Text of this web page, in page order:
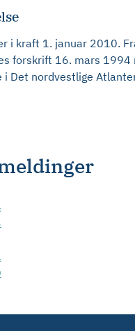
i kraft 1. januar 2010.
forskrift 16. mars 1994
i Det nordvestlige